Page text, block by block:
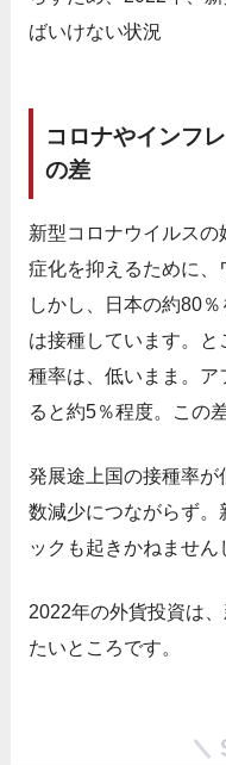
ばいけない状況
コロナやインフ
の差
新型コロナウイルス
症化を抑えるために、
しかし、日本の約80
は接種しています。
種率は、低いまま。ア
ると約5％程度。この
発展途上国の接種率が
数減少につながらず。
ックも起きかねません
2022年の外貨投資は
たいところです。